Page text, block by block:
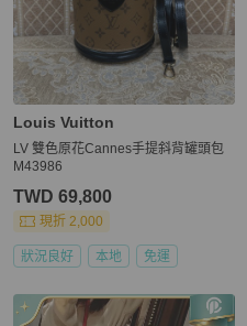
Louis Vuitton
LV 雙色原花Cannes手提斜背罐頭包
M43986
TWD 69,800
現折 2,000
狀況良好 本地 免運